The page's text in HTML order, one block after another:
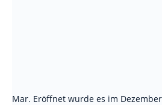
Mar. Eröffnet wurde es im